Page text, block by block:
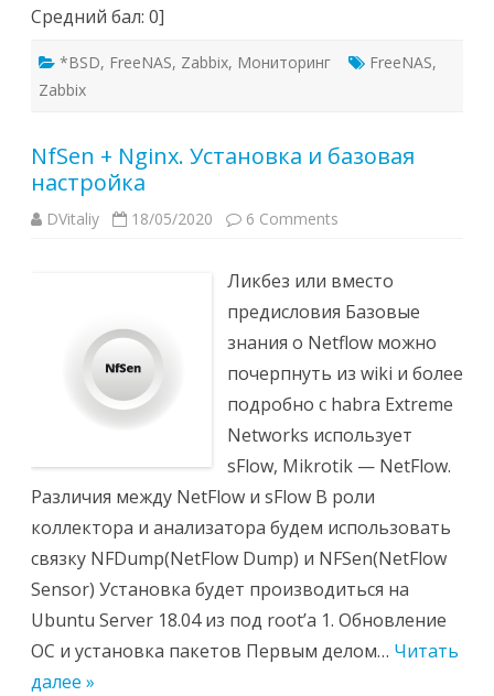
Средний бал: 0]
*BSD, FreeNAS, Zabbix, Мониторинг FreeNAS,
Zabbix
NfSen + Nginx. Установка и базовая
настройка
DVitaliy 18/05/2020 6 Comments
Ликбез или вместо
предисловия Базовые
знания о Netflow можно
почерпнуть из wiki и более
подробно с habra Extreme
Networks использует
sFlow, Mikrotik — NetFlow.
Различия между NetFlow и sFlow В роли
коллектора и анализатора будем использовать
связку NFDump(NetFlow Dump) и NFSen(NetFlow
Sensor) Установка будет производиться на
Ubuntu Server 18.04 из под root’a 1. Обновление
ОС и установка пакетов Первым делом… Читать
далее »